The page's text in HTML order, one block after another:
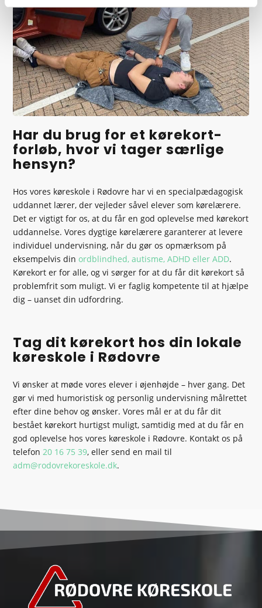
Har du brug for et kørekort-
forløb, hvor vi tager særlige
hensyn?
Hos vores køreskole i Rødovre har vi en specialpædagogisk
uddannet lærer, der vejleder såvel elever som kørelærere.
Det er vigtigt for os, at du får en god oplevelse med kørekort
uddannelse. Vores dygtige kørelærere garanterer at levere
individuel undervisning, når du gør os opmærksom på
eksempelvis dinordblindhed, autisme, ADHD eller ADD.
Kørekort er for alle, og vi sørger for at du får dit kørekort så
problemfrit som muligt. Vi er faglig kompetente til at hjælpe
dig – uanset din udfordring.
Tag dit kørekort hos din lokale
køreskole i Rødovre
Vi ønsker at møde vores elever i øjenhøjde – hver gang. Det
gør vi med humoristisk og personlig undervisning målrettet
efter dine behov og ønsker. Vores mål er at du får dit
bestået kørekort hurtigst muligt, samtidig med at du får en
god oplevelse hos vores køreskole i Rødovre. Kontakt os på
telefon20 16 75 39, eller send en mail til
adm@rodovrekoreskole.dk.